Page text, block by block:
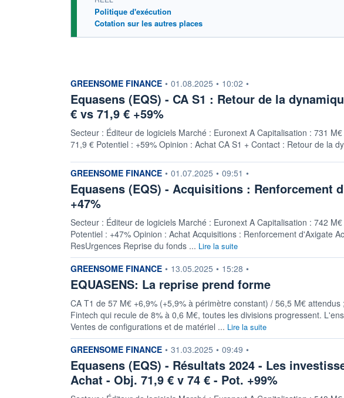
Politique d'exécution
Cotation sur les autres places
information fournie par
GREENSOME FINANCE • 01.08.2025 • 10:02 •
Equasens (EQS) - CA S1 : Retour de la
€ vs 71,9 € +59%
Secteur : Éditeur de logiciels Marché : Euronext A Capitalisation : 731
71,9 € Potentiel : +59% Opinion : Achat CA S1 + Contact : Retour de la
information fournie par
GREENSOME FINANCE • 01.07.2025 • 09:51 •
Equasens (EQS) - Acquisitions : Renforcement
+47%
Secteur : Éditeur de logiciels Marché : Euronext A Capitalisation : 742
Potentiel : +47% Opinion : Achat Acquisitions : Renforcement d'Axigate
ResUrgences Reprise du fonds ... Lire la suite
information fournie par
GREENSOME FINANCE • 13.05.2025 • 15:28 •
EQUASENS: La reprise prend forme
CA T1 de 57 M€ +6,9% (+5,9% à périmètre constant) / 56,5 M€
Fintech qui recule de 8% à 0,6 M€, toutes les divisions progressent.
Ventes de configurations et de matériel ... Lire la suite
information fournie par
GREENSOME FINANCE • 31.03.2025 • 09:49 •
Equasens (EQS) - Résultats 2024 - Les
Achat - Obj. 71,9 € v 74 € - Pot. +99%